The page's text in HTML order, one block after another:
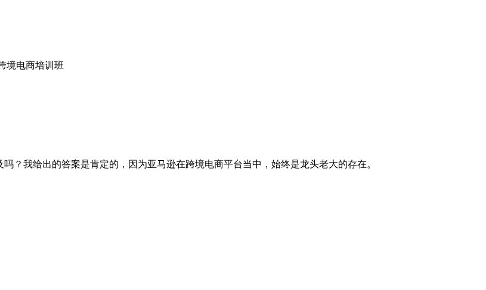
境电商培训班
？我给出的答案是肯定的，因为亚马逊在跨境电商平台当中，始终是龙头老大的存在。